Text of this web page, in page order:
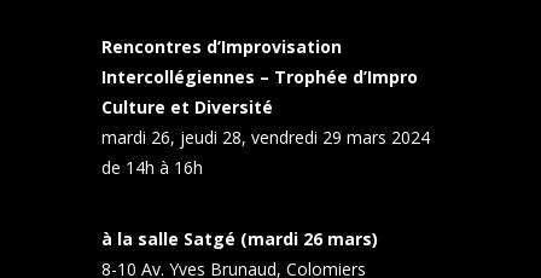
Rencontres d’Improvisation
Intercollégiennes – Trophée d’Impro
Culture et Diversité
mardi 26, jeudi 28, vendredi 29 mars 2024
de 14h à 16h
à la salle Satgé (mardi 26 mars)
8-10 Av. Yves Brunaud, Colomiers